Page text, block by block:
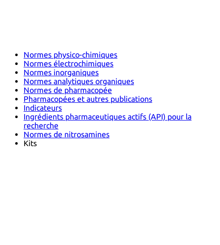
Normes physico-chimiques
Normes électrochimiques
Normes inorganiques
Normes analytiques organiques
Normes de pharmacopée
Pharmacopées et autres publications
Indicateurs
Ingrédients pharmaceutiques actifs (API) pour la
recherche
Normes de nitrosamines
Kits